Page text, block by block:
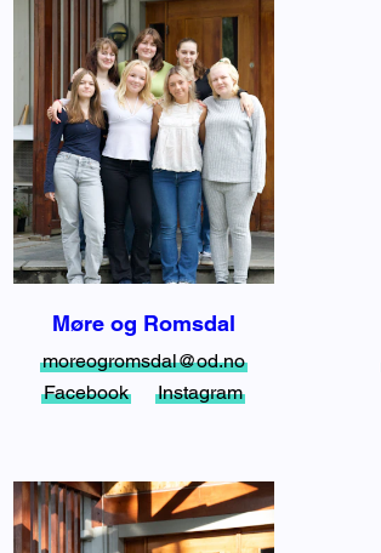
Møre og Romsdal
moreogromsdal@od.no
Facebook
Instagram